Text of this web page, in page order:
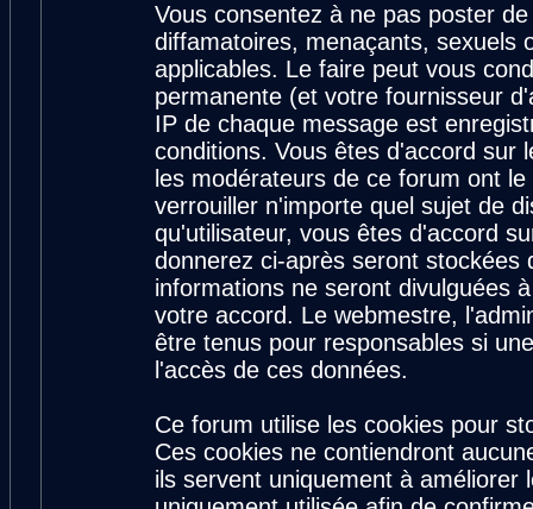
Vous consentez à ne pas poster
diffamatoires, menaçants, sexuels
applicables. Le faire peut vous
permanente (et votre fournisseur
IP de chaque message est
conditions. Vous êtes d'accord sur
les modérateurs de ce forum ont
verrouiller n'importe quel sujet de
qu'utilisateur, vous êtes d'accord
donnerez ci-après seront stockées
informations ne seront divulguées
votre accord. Le webmestre,
être tenus pour responsables si
l'accès de ces données.
Ce forum utilise les cookies pour
Ces cookies ne contiendront
ils servent uniquement à